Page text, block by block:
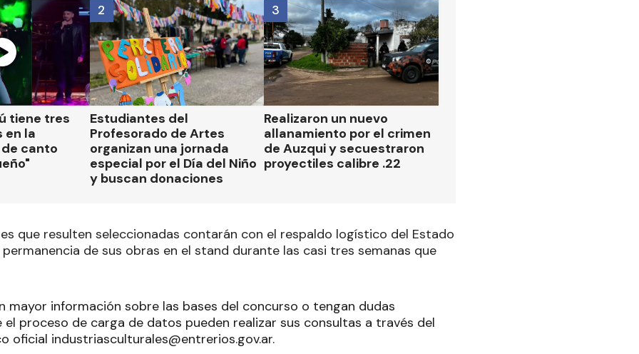
tiene tres
en la
canto
Estudiantes del
Profesorado de Artes
organizan una jornada
especial por el Día del Niño
y buscan donaciones
2
Realizaron un nuevo
allanamiento por el crimen
de Auzqui y secuestraron
proyectiles calibre .22
3
que resulten seleccionadas contarán con el respaldo logístico del Estado
de sus obras en el stand durante las casi tres semanas que
mayor información sobre las bases del concurso o tengan dudas
el proceso de carga de datos pueden realizar sus consultas a través del
oficial industriasculturales@entrerios.gov.ar.